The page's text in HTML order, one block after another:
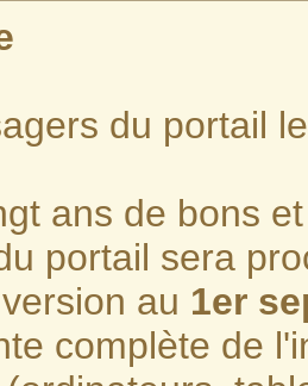
du portail
ans de bons
portail sera
au 1er
complète de